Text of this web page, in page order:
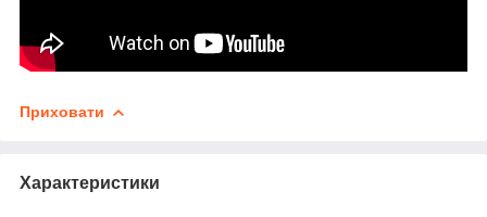
Приховати
Характеристики